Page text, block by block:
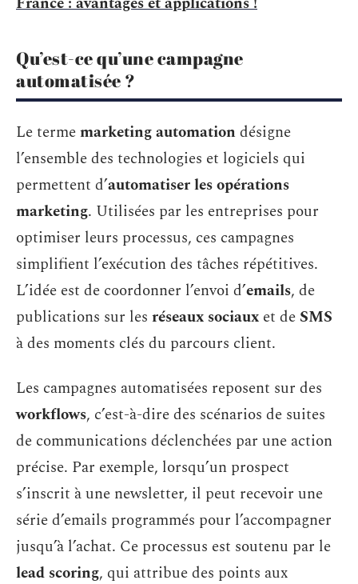
Qu’est-ce qu’une campagne
automatisée ?
Le termemarketing automationdésigne
l’ensemble des technologies et logiciels qui
permettent d’automatiser les opérations
marketing. Utilisées par les entreprises pour
optimiser leurs processus, ces campagnes
simplifient l’exécution des tâches répétitives.
L’idée est de coordonner l’envoi d’emails, de
publications sur les réseaux sociaux et de SMS
à des moments clés du parcours client.
Les campagnes automatisées reposent sur des
workflows, c’est-à-dire des scénarios de suites
de communications déclenchées par une action
précise. Par exemple, lorsqu’un prospect
s’inscrit à une newsletter, il peut recevoir une
série d’emails programmés pour l’accompagner
jusqu’à l’achat. Ce processus est soutenu par le
lead scoring, qui attribue des points aux